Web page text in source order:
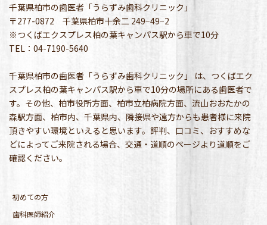
千葉県柏市の歯医者「うらずみ歯科クリニック」
〒277-0872 千葉県柏市十余二 249−49−2
※つくばエクスプレス柏の葉キャンパス駅から車で10分
TEL：04-7190-5640
千葉県柏市の歯医者「うらずみ歯科クリニック」 は、つくばエク
スプレス柏の葉キャンパス駅から車で10分の場所にある歯医者で
す。その他、柏市役所方面、柏市立柏病院方面、流山おおたかの
森駅方面、柏市内、千葉県内、隣接県や遠方からも患者様に来院
頂きやすい環境といえると思います。評判、口コミ、おすすめな
どによってご来院される場合、交通・道順のページより道順をご
確認ください。
初めての方
歯科医師紹介